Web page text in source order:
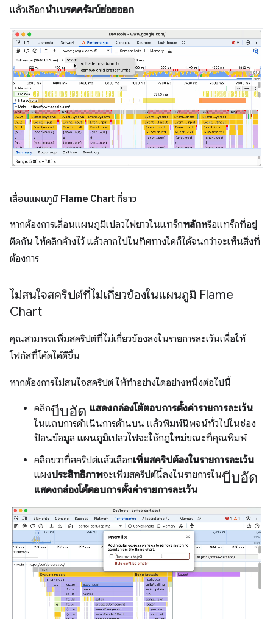
แล้วเลือกนำเบรดครัมบ์ย่อยออก
เลื่อนแผนภูมิ Flame Chart ที่ยาว
หากต้องการเลื่อนแผนภูมิเปลวไฟยาวในแทร็กหลักหรือแทร็กที่อยู่
ติดกัน ให้คลิกค้างไว้ แล้วลากไปในทิศทางใดก็ได้จนกว่าจะเห็นสิ่งที่
ต้องการ
ไม่สนใจสคริปต์ที่ไม่เกี่ยวข้องในแผนภูมิ Flame
Chart
คุณสามารถเพิ่มสคริปต์ที่ไม่เกี่ยวข้องลงในรายการละเว้นเพื่อให้
โฟกัสที่โค้ดได้ดีขึ้น
หากต้องการไม่สนใจสคริปต์ ให้ทำอย่างใดอย่างหนึ่งต่อไปนี้
คลิกบีบอัด แสดงกล่องโต้ตอบการตั้งค่ารายการละเว้น
ในแถบการดำเนินการด้านบน แล้วพิมพ์นิพจน์ทั่วไปในช่อง
ป้อนข้อมูล แผนภูมิเปลวไฟจะใช้กฎใหม่ขณะที่คุณพิมพ์
คลิกขวาที่สคริปต์แล้วเลือกเพิ่มสคริปต์ลงในรายการละเว้น
แผงประสิทธิภาพจะเพิ่มสคริปต์นี้ลงในรายการในบีบอัด
แสดงกล่องโต้ตอบการตั้งค่ารายการละเว้น